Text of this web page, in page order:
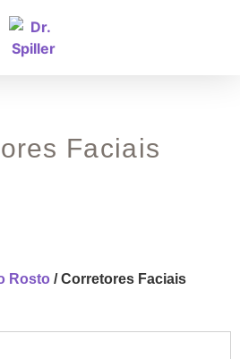
Faciais
Rosto / Corretores Faciais